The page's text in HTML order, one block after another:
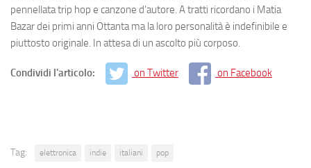
pennellata trip hop e canzone d’autore. A tratti ricordano i Matia
Bazar dei primi anni Ottanta ma la loro personalità è indefinibile e
piuttosto originale. In attesa di un ascolto più corposo.
Condividi l'articolo: on Twitter on Facebook
Tag: elettronica indie italiani pop